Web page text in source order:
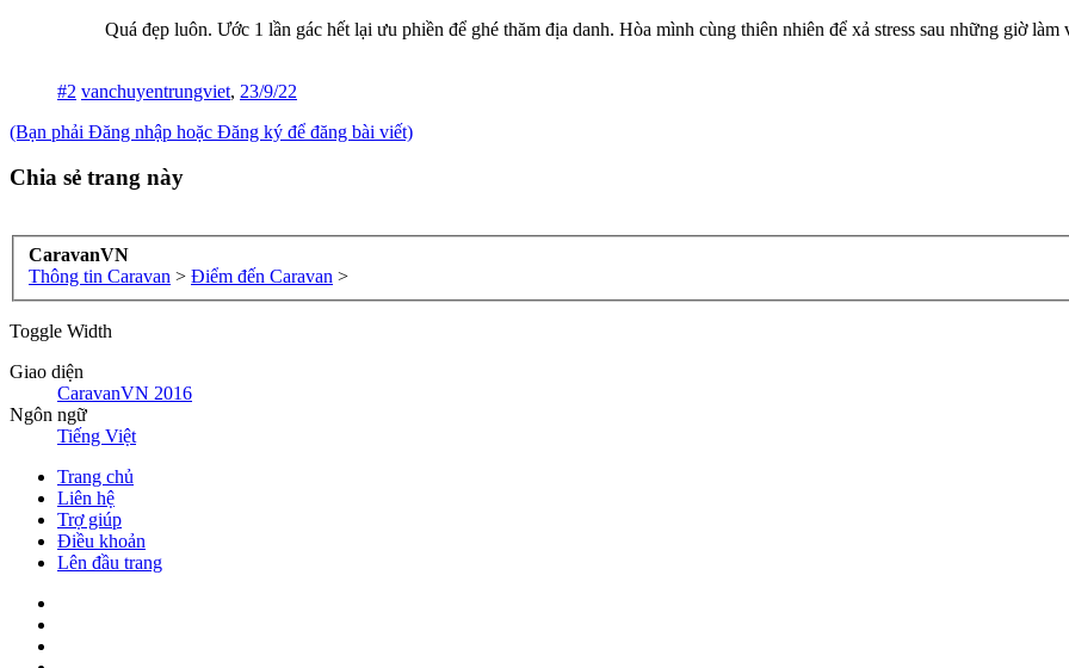
Quá đẹp luôn. Ước 1 lần gác hết lại ưu phiền để ghé thăm địa danh. Hòa mình cùng thiên nhiên để xả stress sau những giờ làm
#2 vanchuyentrungviet, 23/9/22
(Bạn phải Đăng nhập hoặc Đăng ký để đăng bài viết)
Chia sẻ trang này
CaravanVN
Thông tin Caravan > Điểm đến Caravan >
Toggle Width
Giao diện
CaravanVN 2016
Ngôn ngữ
Tiếng Việt
Trang chủ
Liên hệ
Trợ giúp
Điều khoản
Lên đầu trang